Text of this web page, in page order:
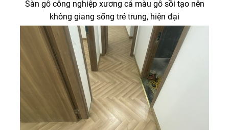
Sàn gỗ công nghiệp xương cá màu gỗ sồi tạo nên
không giang sống trẻ trung, hiện đại